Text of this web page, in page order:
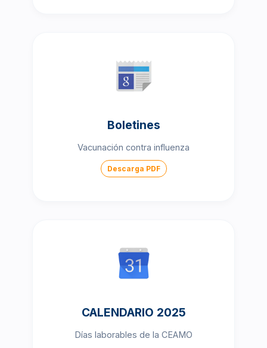
Boletines
Vacunación contra influenza
Descarga PDF
CALENDARIO 2025
Días laborables de la CEAMO